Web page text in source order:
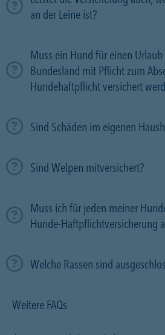
an der Leine ist?
Muss ein Hund für einen
Bundesland mit Pflicht zum
Hundehaftpflicht versichert
Sind Schäden im eigenen
Sind Welpen mitversichert?
Muss ich für jeden meiner
Hunde-Haftpflichtversicherung
Welche Rassen sind
Weitere FAQs